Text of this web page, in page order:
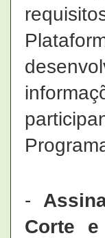
-
Corte e